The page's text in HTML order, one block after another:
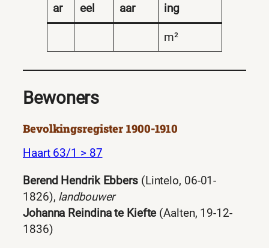
ar
eel
aar
ing
m²
Bewoners
Bevolkingsregister 1900-1910
Haart 63/1 > 87
Berend Hendrik Ebbers(Lintelo, 06-01-
1826), landbouwer
Johanna Reindina te Kiefte(Aalten, 19-12-
1836)